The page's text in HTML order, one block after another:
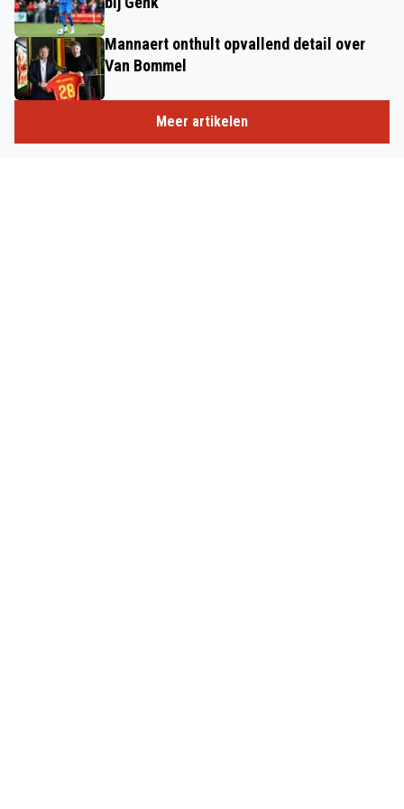
Mannaert onthult opvallend detail over
Van Bommel
Meer artikelen